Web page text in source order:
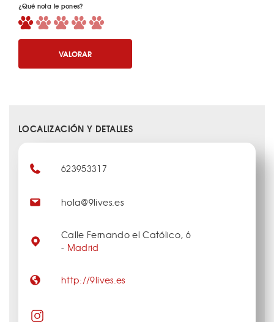
¿Qué nota le pones?
VALORAR
LOCALIZACIÓN Y DETALLES
623953317
hola@9lives.es
Calle Fernando el Católico, 6
- Madrid
http://9lives.es